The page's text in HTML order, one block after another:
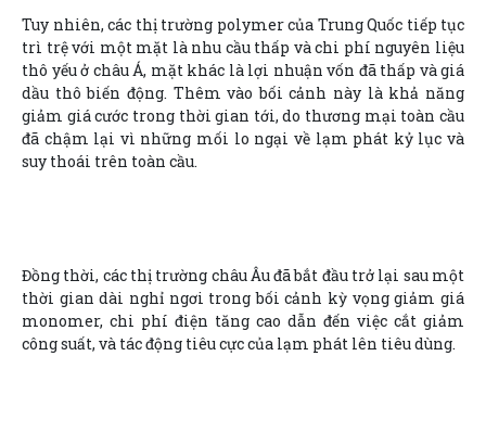
Tuy nhiên, các thị trường polymer của Trung Quốc tiếp tục
trì trệ với một mặt là nhu cầu thấp và chi phí nguyên liệu
thô yếu ở châu Á, mặt khác là lợi nhuận vốn đã thấp và giá
dầu thô biến động. Thêm vào bối cảnh này là khả năng
giảm giá cước trong thời gian tới, do thương mại toàn cầu
đã chậm lại vì những mối lo ngại về lạm phát kỷ lục và
suy thoái trên toàn cầu.
Đồng thời, các thị trường châu Âu đã bắt đầu trở lại sau một
thời gian dài nghỉ ngơi trong bối cảnh kỳ vọng giảm giá
monomer, chi phí điện tăng cao dẫn đến việc cắt giảm
công suất, và tác động tiêu cực của lạm phát lên tiêu dùng.